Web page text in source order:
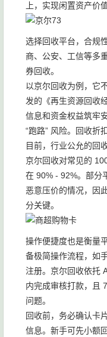
上，实现闲置资产价
选择回收平台，合规
商、公安、工信等多
券回收。
以京尔回收为例，它
发的《再生资源回收
信息和资金权益筑牢
“跑路” 风险。回收折
目前，行业公允的回
京尔回收对常见的
在 90% - 92%。部分
恶意压价的情况，因
分关键。
操作便捷度也是衡量
备极简操作流程，如
注册。京尔回收依托
内完成审核打款，且
问题。
回收前，务必确认卡
信息。新手可先小额